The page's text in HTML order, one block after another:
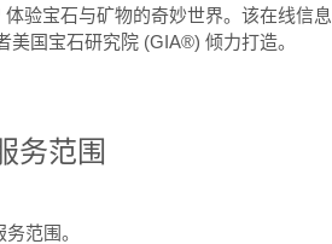
验宝石与矿物的奇妙世界。该在线信息
国宝石研究院 (GIA®) 倾力打造。
务范围
范围。